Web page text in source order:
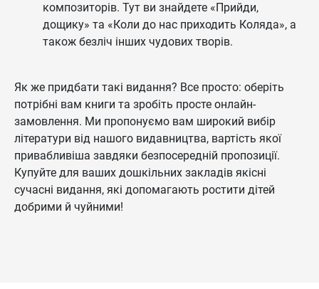
композиторів. Тут ви знайдете «Прийди,
дощику» та «Коли до нас приходить Коляда», а
також безліч інших чудових творів.
Як же придбати такі видання? Все просто: оберіть
потрібні вам книги та зробіть просте онлайн-
замовлення. Ми пропонуємо вам широкий вибір
літератури від нашого видавництва, вартість якої
привабливіша завдяки безпосередній пропозиції.
Купуйте для ваших дошкільних закладів якісні
сучасні видання, які допомагають ростити дітей
добрими й чуйними!